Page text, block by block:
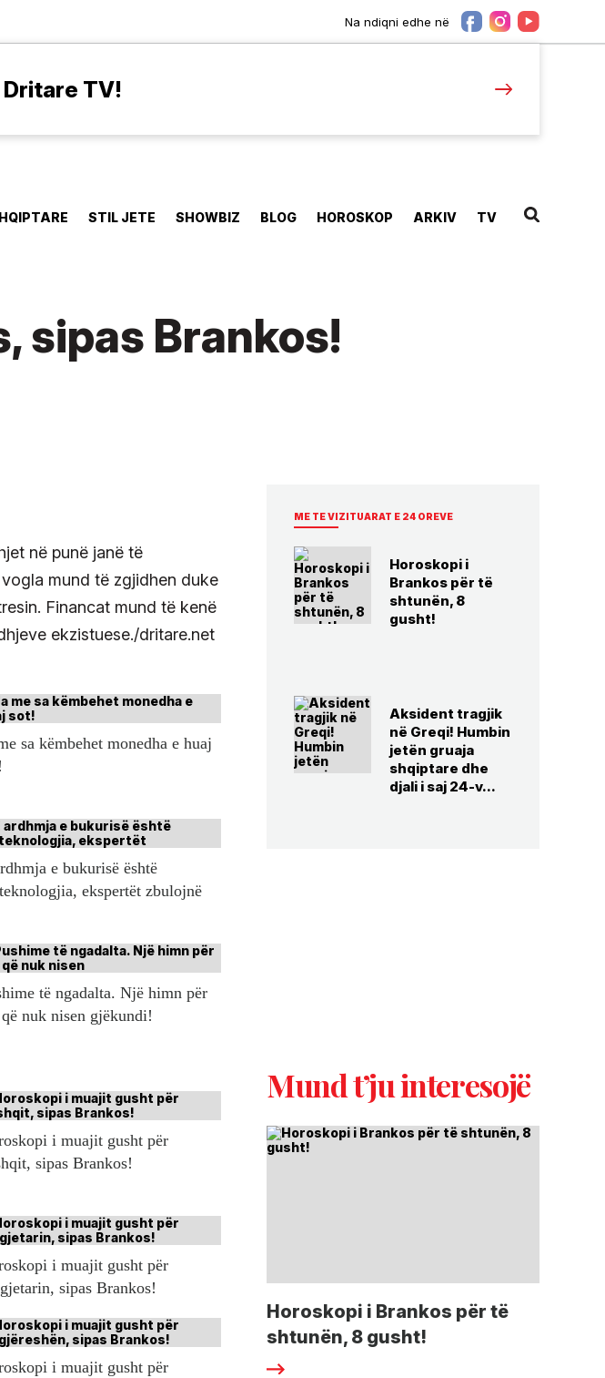
Na ndiqni edhe në
Dritare TV!
STIL JETE SHOWBIZ BLOG HOROSKOP ARKIV TV
sipas Brankos!
në punë janë të
mund të zgjidhen duke
Financat mund të kenë
ekzistuese./dritare.net
sa këmbehet monedha e huaj
e bukurisë është
ekspertët zbulojnë
të ngadalta. Një himn për
nuk nisen gjëkundi!
i muajit gusht për
sipas Brankos!
i muajit gusht për
sipas Brankos!
i muajit gusht për
ME TE VIZITUARAT E 24 OREVE
Horoskopi i
Brankos për të
shtunën, 8
gusht!
Aksident tragjik
në Greqi! Humbin
jetën gruaja
shqiptare dhe
djali i saj 24-v...
Mund t’ju interesojë
Horoskopi i Brankos për të
shtunën, 8 gusht!